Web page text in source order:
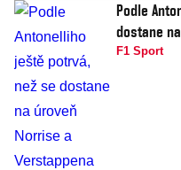
Podle
dostane
F1 Sport